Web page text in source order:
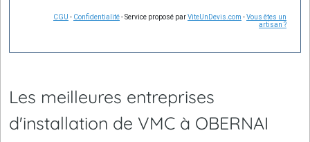
CGU - Confidentialité- Service proposé parViteUnDevis.com -Vous êtes un
artisan ?
Les meilleures entreprises
d'installation de VMC à OBERNAI